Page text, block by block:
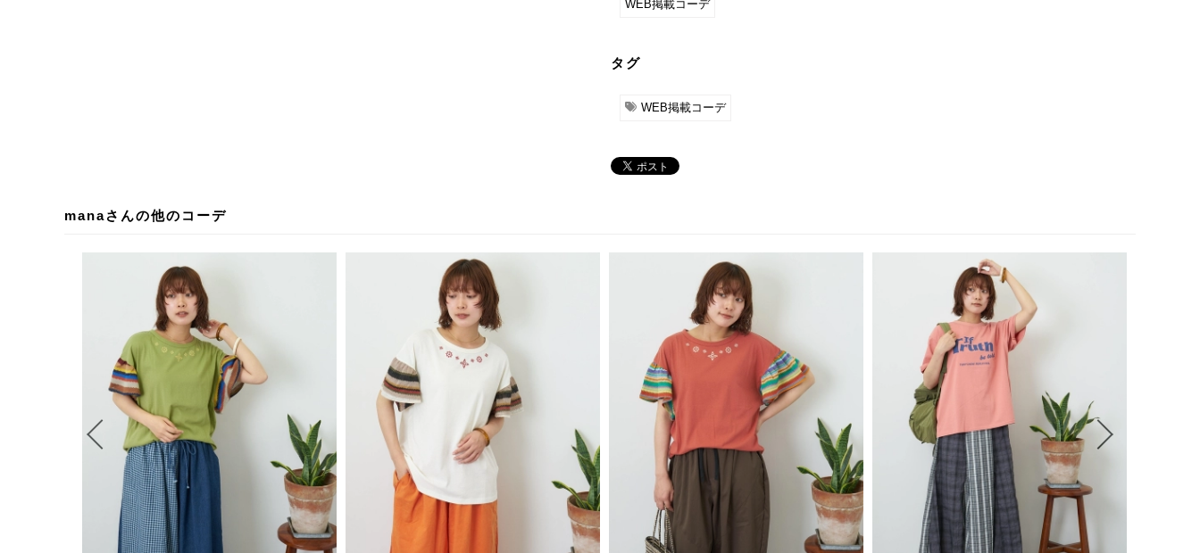
WEB掲載コーデ
タグ
WEB掲載コーデ
manaさんの他のコーデ